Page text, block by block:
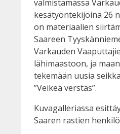
valmistamassa
kesätyöntekijöinä 26
on materiaalien
Saareen
Varkauden
lähimaastoon, ja
tekemään uusia
”Veikeä verstas”.
Kuvagalleriassa
Saaren rastien